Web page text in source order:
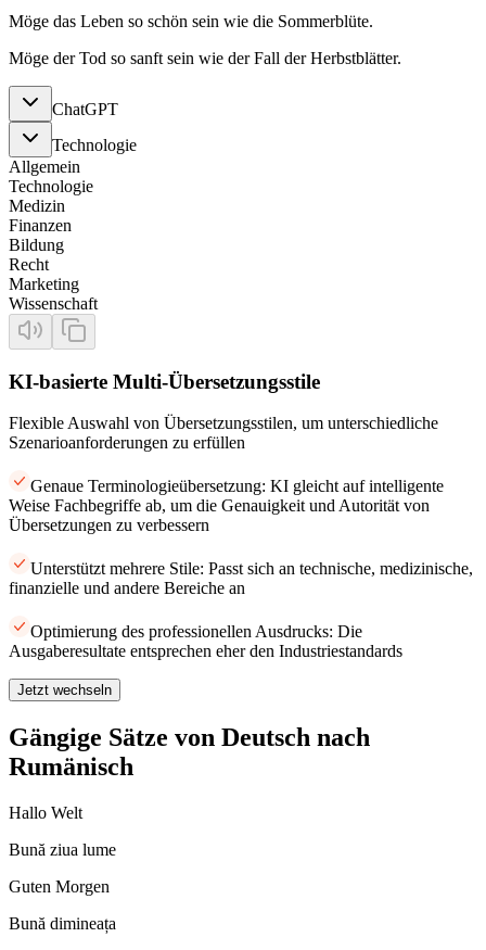
Möge das Leben so schön sein wie die Sommerblüte.
Möge der Tod so sanft sein wie der Fall der Herbstblätter.
ChatGPT
Technologie
Allgemein
Technologie
Medizin
Finanzen
Bildung
Recht
Marketing
Wissenschaft
KI-basierte Multi-Übersetzungsstile
Flexible Auswahl von Übersetzungsstilen, um unterschiedliche
Szenarioanforderungen zu erfüllen
Genaue Terminologieübersetzung: KI gleicht auf intelligente
Weise Fachbegriffe ab, um die Genauigkeit und Autorität von
Übersetzungen zu verbessern
Unterstützt mehrere Stile: Passt sich an technische, medizinische,
finanzielle und andere Bereiche an
Optimierung des professionellen Ausdrucks: Die
Ausgaberesultate entsprechen eher den Industriestandards
Jetzt wechseln
Gängige Sätze von Deutsch nach
Rumänisch
Hallo Welt
Bună ziua lume
Guten Morgen
Bună dimineața